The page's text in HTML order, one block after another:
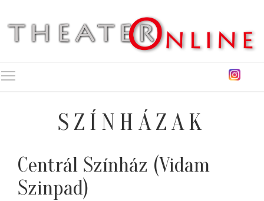
SZÍNHÁZAK
Centrál Színház (Vidam
Szinpad)